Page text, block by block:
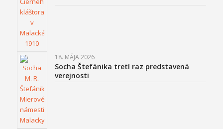
18. MÁJA 2026
Socha Štefánika tretí raz predstavená
verejnosti